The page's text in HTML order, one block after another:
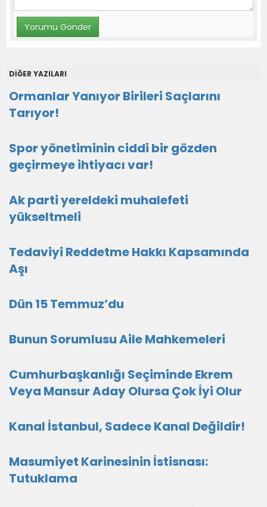
DİĞER YAZILARI
Ormanlar Yanıyor Birileri Saçlarını
Tarıyor!
Spor yönetiminin ciddi bir gözden
geçirmeye ihtiyacı var!
Ak parti yereldeki muhalefeti
yükseltmeli
Tedaviyi Reddetme Hakkı Kapsamında
Aşı
Dün 15 Temmuz’du
Bunun Sorumlusu Aile Mahkemeleri
Cumhurbaşkanlığı Seçiminde Ekrem
Veya Mansur Aday Olursa Çok İyi Olur
Kanal İstanbul, Sadece Kanal Değildir!
Masumiyet Karinesinin İstisnası:
Tutuklama